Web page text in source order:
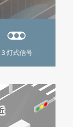
３灯式信号